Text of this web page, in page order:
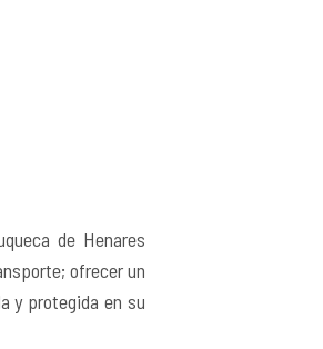
de Henares
ofrecer un
y protegida en su